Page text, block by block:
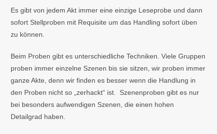
Es gibt von jedem Akt immer eine einzige Leseprobe und dann
sofort Stellproben mit Requisite um das Handling sofort üben
zu können.
Beim Proben gibt es unterschiedliche Techniken. Viele Gruppen
proben immer einzelne Szenen bis sie sitzen, wir proben immer
ganze Akte, denn wir finden es besser wenn die Handlung in
den Proben nicht so „zerhackt“ ist. Szenenproben gibt es nur
bei besonders aufwendigen Szenen, die einen hohen
Detailgrad haben.